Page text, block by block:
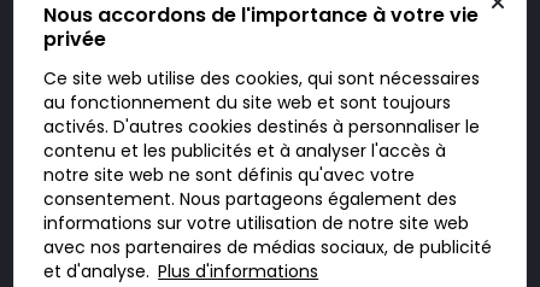
Doktorabc.com est une plateforme de mise en relation et n’est pas une
pharmacie en ligne. Nous ne vendons ni ne livrons de médicaments ou
autres produits. Les informations sur les produits, médicaments et prix
n’ont pas valeur d’offre. Vous êtes responsable du respect des lois en
vigueur dans votre pays. L’utilisation du site se fait à vos risques et sous
votre responsabilité. Vous visitez et utilisez ce site de votre propre
initiative.
Nous accordons de l'importance à votre vie
privée
Ce site web utilise des cookies, qui sont nécessaires
au fonctionnement du site web et sont toujours
activés. D'autres cookies destinés à personnaliser le
contenu et les publicités et à analyser l'accès à
notre site web ne sont définis qu'avec votre
consentement. Nous partageons également des
informations sur votre utilisation de notre site web
avec nos partenaires de médias sociaux, de publicité
et d'analyse. Plus d'informations